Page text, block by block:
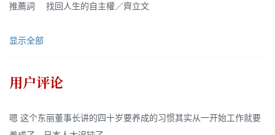
推薦詞 找回人生的自主權／齊立文
显示全部
用户评论
嗯 这个东丽董事长讲的四十岁要养成的习惯其实从一开始工作就要